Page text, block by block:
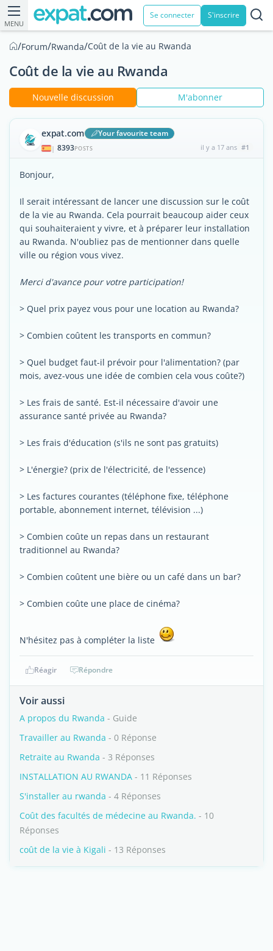
MENU
Se connecter S'inscrire
/Forum/Rwanda/Coût de la vie au Rwanda
Coût de la vie au Rwanda
Nouvelle discussion M'abonner
expat.com Your favourite team
| 8393POSTS il y a 17 ans #1
Bonjour,
Il serait intéressant de lancer une discussion sur le coût
de la vie au Rwanda. Cela pourrait beaucoup aider ceux
qui souhaiteraient y vivre, et à préparer leur installation
au Rwanda. N'oubliez pas de mentionner dans quelle
ville ou région vous vivez.
Merci d'avance pour votre participation!
> Quel prix payez vous pour une location au Rwanda?
> Combien coûtent les transports en commun?
> Quel budget faut-il prévoir pour l'alimentation? (par
mois, avez-vous une idée de combien cela vous coûte?)
> Les frais de santé. Est-il nécessaire d'avoir une
assurance santé privée au Rwanda?
> Les frais d'éducation (s'ils ne sont pas gratuits)
> L'énergie? (prix de l'électricité, de l'essence)
> Les factures courantes (téléphone fixe, téléphone
portable, abonnement internet, télévision ...)
> Combien coûte un repas dans un restaurant
traditionnel au Rwanda?
> Combien coûtent une bière ou un café dans un bar?
> Combien coûte une place de cinéma?
N'hésitez pas à compléter la liste
Réagir Répondre
Voir aussi
A propos du Rwanda - Guide
Travailler au Rwanda - 0 Réponse
Retraite au Rwanda - 3 Réponses
INSTALLATION AU RWANDA - 11 Réponses
S'installer au rwanda - 4 Réponses
Coût des facultés de médecine au Rwanda. - 10
Réponses
coût de la vie à Kigali - 13 Réponses